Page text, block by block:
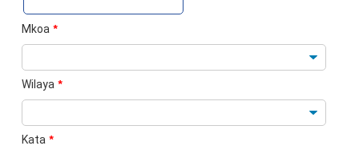
Mkoa *
Wilaya *
Kata *